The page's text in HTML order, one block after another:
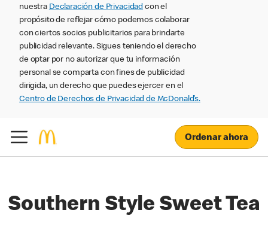
nuestra Declaración de Privacidad con el
propósito de reflejar cómo podemos colaborar
con ciertos socios publicitarios para brindarte
publicidad relevante. Sigues teniendo el derecho
de optar por no autorizar que tu información
personal se comparta con fines de publicidad
dirigida, un derecho que puedes ejercer en el
Centro de Derechos de Privacidad de McDonald’s.
Ordenar ahora
Southern Style Sweet Tea